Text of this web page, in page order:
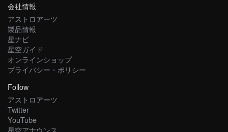
会社情報
アストロアーツ
製品情報
星ナビ
星空ガイド
オンラインショップ
プライバシー・ポリシー
Follow
アストロアーツ
Twitter
YouTube
星空アナウンス